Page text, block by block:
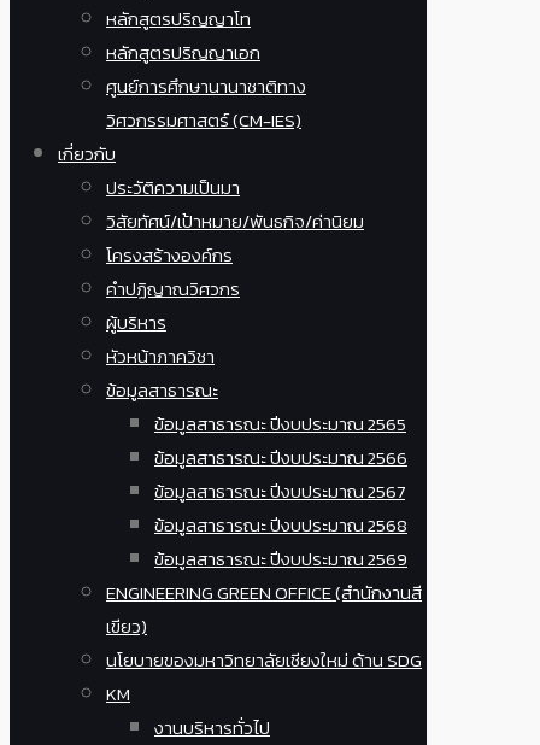
หลักสูตรปริญญาโท
หลักสูตรปริญญาเอก
ศูนย์การศึกษานานาชาติทาง
วิศวกรรมศาสตร์ (CM-IES)
เกี่ยวกับ
ประวัติความเป็นมา
วิสัยทัศน์/เป้าหมาย/พันธกิจ/ค่านิยม
โครงสร้างองค์กร
คำปฏิญาณวิศวกร
ผู้บริหาร
หัวหน้าภาควิชา
ข้อมูลสาธารณะ
ข้อมูลสาธารณะ ปีงบประมาณ 2565
ข้อมูลสาธารณะ ปีงบประมาณ 2566
ข้อมูลสาธารณะ ปีงบประมาณ 2567
ข้อมูลสาธารณะ ปีงบประมาณ 2568
ข้อมูลสาธารณะ ปีงบประมาณ 2569
ENGINEERING GREEN OFFICE (สำนักงานสี
เขียว)
นโยบายของมหาวิทยาลัยเชียงใหม่ ด้าน SDG
KM
งานบริหารทั่วไป